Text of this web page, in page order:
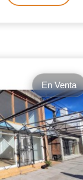
En Venta